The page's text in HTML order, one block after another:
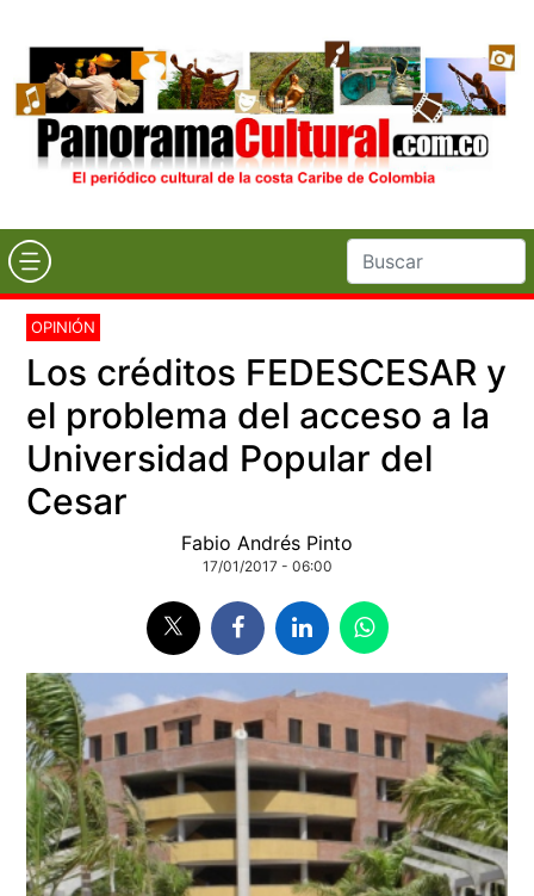
OPINIÓN
Los créditos FEDESCESAR y
el problema del acceso a la
Universidad Popular del
Cesar
Fabio Andrés Pinto
17/01/2017 - 06:00